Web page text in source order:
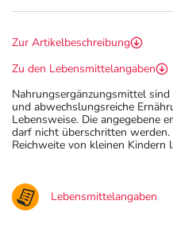
Zur Artikelbeschreibung
Zu den Lebensmittelangaben
Nahrungsergänzungsmittel
und abwechslungsreiche
Lebensweise. Die angegebene
darf nicht überschritten
Reichweite von kleinen Kindern
Lebensmittelangaben